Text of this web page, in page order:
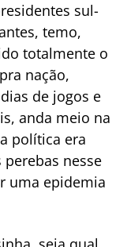
sul-
temo,
totalmente o
nação,
de jogos e
anda meio na
política era
nesse
uma epidemia